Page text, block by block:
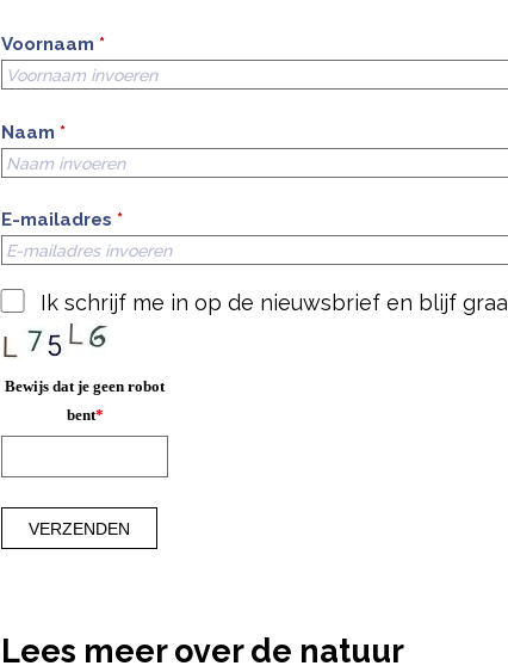
Voornaam *
Naam *
E-mailadres *
Ik schrijf me in op de nieuwsbrief en blijf
Bewijs dat je geen robot
bent*
Lees meer over de natuur